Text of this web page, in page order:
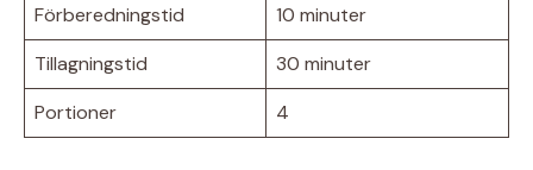
Förberedningstid
10 minuter
Tillagningstid
30 minuter
Portioner
4